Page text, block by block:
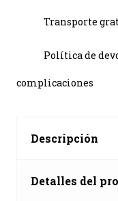
Transporte
Política de
complicaciones
Descripción
Detalles del